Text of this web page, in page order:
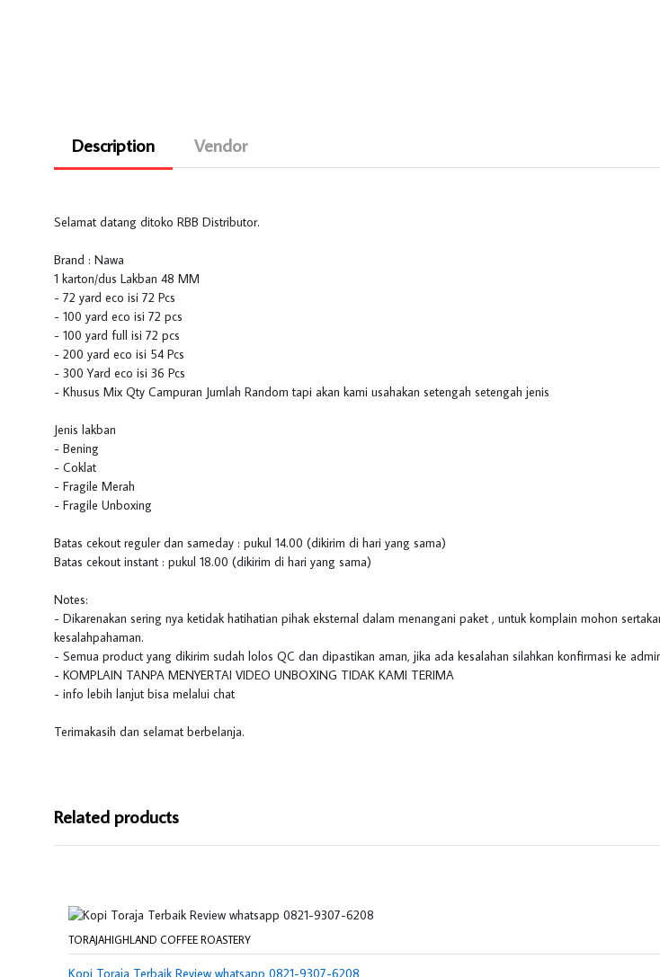
Description Vendor
Selamat datang ditoko RBB Distributor.
Brand : Nawa
1 karton/dus Lakban 48 MM
- 72 yard eco isi 72 Pcs
- 100 yard eco isi 72 pcs
- 100 yard full isi 72 pcs
- 200 yard eco isi 54 Pcs
- 300 Yard eco isi 36 Pcs
- Khusus Mix Qty Campuran Jumlah Random tapi akan kami usahakan setengah setengah jenis
Jenis lakban
- Bening
- Coklat
- Fragile Merah
- Fragile Unboxing
Batas cekout reguler dan sameday : pukul 14.00 (dikirim di hari yang sama)
Batas cekout instant : pukul 18.00 (dikirim di hari yang sama)
Notes:
- Dikarenakan sering nya ketidak hatihatian pihak eksternal dalam menangani paket , untuk komplain mohon
kesalahpahaman.
- Semua product yang dikirim sudah lolos QC dan dipastikan aman, jika ada kesalahan silahkan konfirmasi ke
- KOMPLAIN TANPA MENYERTAI VIDEO UNBOXING TIDAK KAMI TERIMA
- info lebih lanjut bisa melalui chat
Terimakasih dan selamat berbelanja.
Related products
TORAJAHIGHLAND COFFEE ROASTERY
Kopi Toraja Terbaik Review whatsapp 0821-9307-6208